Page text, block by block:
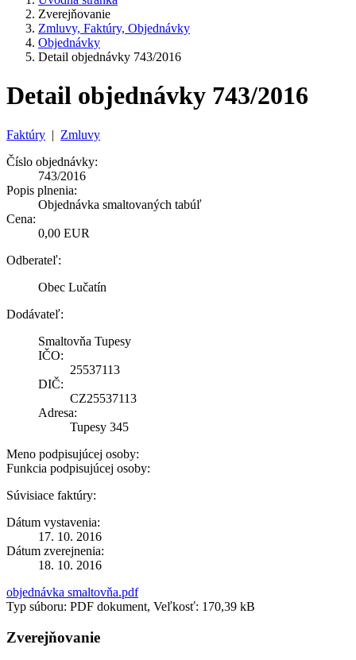
Zverejňovanie
Zmluvy, Faktúry, Objednávky
Objednávky
Detail objednávky 743/2016
Detail objednávky 743/2016
Faktúry | Zmluvy
Číslo objednávky:
743/2016
Popis plnenia:
Objednávka smaltovaných tabúľ
Cena:
0,00 EUR
Odberateľ:
Obec Lučatín
Dodávateľ:
Smaltovňa Tupesy
IČO:
25537113
DIČ:
CZ25537113
Adresa:
Tupesy 345
Meno podpisujúcej osoby:
Funkcia podpisujúcej osoby:
Súvisiace faktúry:
Dátum vystavenia:
17. 10. 2016
Dátum zverejnenia:
18. 10. 2016
objednávka smaltovňa.pdf
Typ súboru: PDF dokument, Veľkosť: 170,39 kB
Zverejňovanie